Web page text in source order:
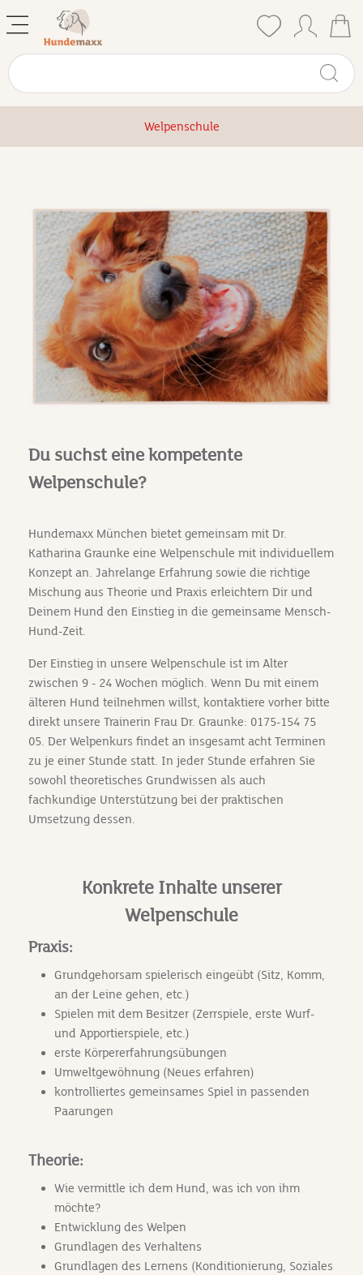
Welpenschule
Du suchst eine kompetente
Welpenschule?
Hundemaxx München bietet gemeinsam mit Dr.
Katharina Graunke eine Welpenschule mit individuellem
Konzept an. Jahrelange Erfahrung sowie die richtige
Mischung aus Theorie und Praxis erleichtern Dir und
Deinem Hund den Einstieg in die gemeinsame Mensch-
Hund-Zeit.
Der Einstieg in unsere Welpenschule ist im Alter
zwischen 9 - 24 Wochen möglich. Wenn Du mit einem
älteren Hund teilnehmen willst, kontaktiere vorher bitte
direkt unsere Trainerin Frau Dr. Graunke: 0175-154 75
05. Der Welpenkurs findet an insgesamt acht Terminen
zu je einer Stunde statt. In jeder Stunde erfahren Sie
sowohl theoretisches Grundwissen als auch
fachkundige Unterstützung bei der praktischen
Umsetzung dessen.
Konkrete Inhalte unserer
Welpenschule
Praxis:
Grundgehorsam spielerisch eingeübt (Sitz, Komm,
an der Leine gehen, etc.)
Spielen mit dem Besitzer (Zerrspiele, erste Wurf-
und Apportierspiele, etc.)
erste Körpererfahrungsübungen
Umweltgewöhnung (Neues erfahren)
kontrolliertes gemeinsames Spiel in passenden
Paarungen
Theorie:
Wie vermittle ich dem Hund, was ich von ihm
möchte?
Entwicklung des Welpen
Grundlagen des Verhaltens
Grundlagen des Lernens (Konditionierung, Soziales